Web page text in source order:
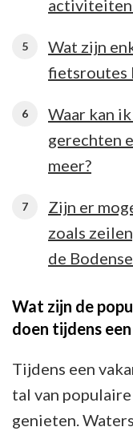
activiteiten
Wat zijn
fietsroutes
Waar kan
gerechten
meer?
Zijn er
zoals
de
Wat zijn de
doen tijdens
Tijdens een
tal van
genieten.